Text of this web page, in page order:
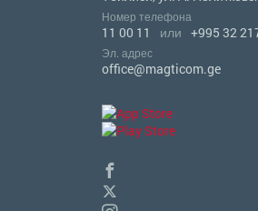
Номер телефона
11 00 11 или +995 32
Эл. адрес
office@magticom.ge